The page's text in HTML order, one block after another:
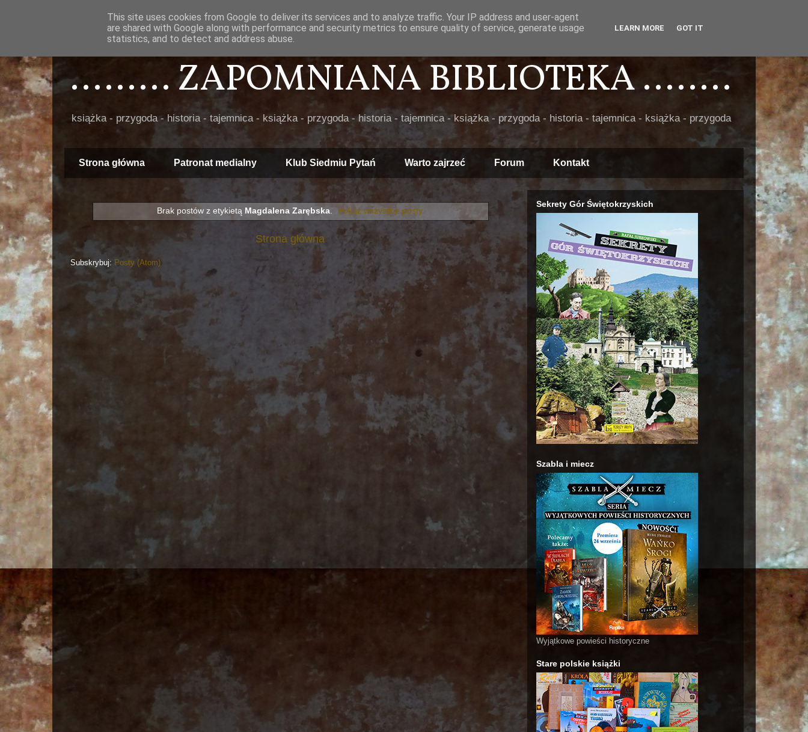
......... ZAPOMNIANA BIBLIOTEKA ........
książka - przygoda - historia - tajemnica - książka - przygoda - historia - tajemnica - książka - przygoda - historia - tajemnica - książka - przygoda
Strona główna Patronat medialny Klub Siedmiu Pytań Warto zajrzeć Forum Kontakt
Brak postów z etykietą Magdalena Zarębska. Pokaż wszystkie posty
Strona główna
Subskrybuj: Posty (Atom)
Sekrety Gór Świętokrzyskich
Szabla i miecz
Wyjątkowe powieści historyczne
Stare polskie książki
This site uses cookies from Google to deliver its services and to analyze traffic. Your IP address and user-agent
are shared with Google along with performance and security metrics to ensure quality of service, generate usage
statistics, and to detect and address abuse.
LEARN MORE GOT IT